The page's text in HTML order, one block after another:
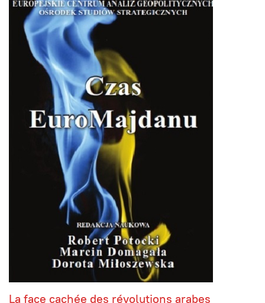
La face cachée des révolutions arabes